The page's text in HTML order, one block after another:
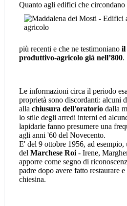
Quanto agli edifici che
più recenti e che ne testimoniano il
produttivo-agricolo già nell’800.
Le informazioni circa il periodo
proprietà sono discordanti: alcuni
alla chiusura dell'oratorio dalla
lo stile degli arredi interni ed
lapidarie fanno presumere una
agli anni '60 del Novecento.
E' del 9 ottobre 1956, ad
del Marchese Roi - Irene,
apporre come segno di
padre dopo avere fatto restaurare
chiesina.